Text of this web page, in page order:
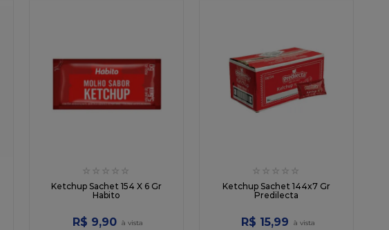
☆ ☆ ☆ ☆ ☆
Ketchup Sachet 154 X 6 Gr
Habito
R$ 9,90
☆ ☆ ☆ ☆ ☆
Ketchup Sachet 144x7 Gr
Predilecta
R$ 15,99